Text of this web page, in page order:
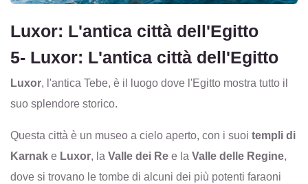
Luxor: L'antica città dell'Egitto
5- Luxor: L'antica città dell'Egitto
Luxor, l'antica Tebe, è il luogo dove l'Egitto mostra tutto il
suo splendore storico.
Questa città è un museo a cielo aperto, con i suoi templi di
Karnak e Luxor, la Valle dei Re e la Valle delle Regine,
dove si trovano le tombe di alcuni dei più potenti faraoni